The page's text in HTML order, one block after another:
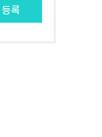
등록